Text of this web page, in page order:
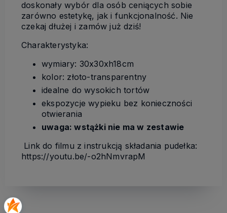
doskonały wybór dla osób ceniących sobie
zarówno estetykę, jak i funkcjonalność. Nie
czekaj dłużej i zamów już dziś!
Charakterystyka:
wymiary: 30x30xh18cm
kolor: złoto-transparentny
idealne do wysokich tortów
ekspozycje wypieku bez konieczności
otwierania
uwaga: wstążki nie ma w zestawie
Link do filmu z instrukcją składania pudełka:
https://youtu.be/-o2hNmvrapM